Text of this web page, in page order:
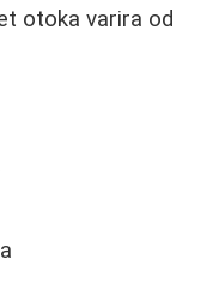
otoka varira od